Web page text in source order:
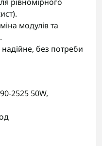
модулів та
без потреби
2525 50W,